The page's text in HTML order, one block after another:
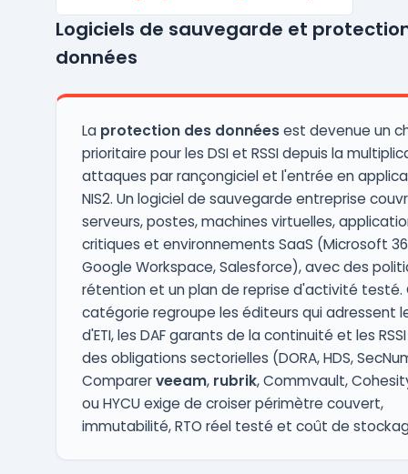
données. La plateforme BarracudaONE
regroupe l'ensemble des produits sous une
console d'administration unif ...
Logiciels de sauvegarde et
données
La protection des donnéesest devenue un
prioritaire pour les DSI et RSSI depuis la
attaques par rançongiciel et l'entrée en
NIS2. Un logiciel de sauvegarde entreprise
serveurs, postes, machines virtuelles,
critiques et environnements SaaS (Microsoft
Google Workspace, Salesforce), avec des
rétention et un plan de reprise d'activité
catégorie regroupe les éditeurs qui adressent
d'ETI, les DAF garants de la continuité et les
des obligations sectorielles (DORA, HDS,
Comparerveeam, rubrik, Commvault,
ou HYCU exige de croiser périmètre couvert,
immutabilité, RTO réel testé et coût de